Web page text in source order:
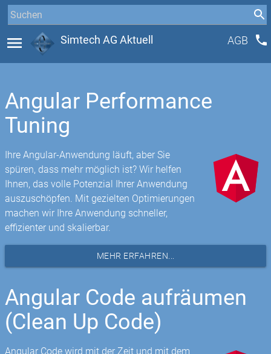
menu Simtech AG Aktuell AGB phone
Angular Performance
Tuning
Ihre Angular-Anwendung läuft, aber Sie
spüren, dass mehr möglich ist? Wir helfen
Ihnen, das volle Potenzial Ihrer Anwendung
auszuschöpfen. Mit gezielten Optimierungen
machen wir Ihre Anwendung schneller,
effizienter und skalierbar.
MEHR ERFAHREN...
Angular Code aufräumen
(Clean Up Code)
Angular Code wird mit der Zeit und mit dem